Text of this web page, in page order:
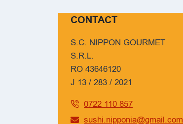
CONTACT
S.C. NIPPON GOURMET
S.R.L.
RO 43646120
J 13 / 283 / 2021
0722 110 857
sushi.nipponia@gmail.com